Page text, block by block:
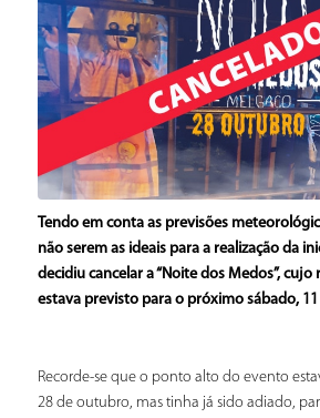
Tendo em conta as previsões
não serem as ideais para a realização da
decidiu cancelar a “Noite dos Medos”,
estava previsto para o próximo sábado,
Recorde-se que o ponto alto do evento
28 de outubro, mas tinha já sido adiado,